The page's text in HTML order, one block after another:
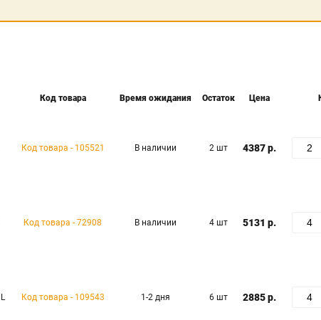
Код товара Время ожидания Остаток Цена
Код товара - 105521 В наличии 2 шт 4387 р.
Код товара - 72908 В наличии 4 шт 5131 р.
Код товара - 109543 1-2 дня 6 шт 2885 р.